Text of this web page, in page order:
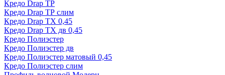
Кредо Drap ТР
Кредо Drap ТР слим
Кредо Drap ТХ 0,45
Кредо Drap ТХ дв 0,45
Кредо Полиэстер
Кредо Полиэстер дв
Кредо Полиэстер матовый 0,45
Кредо Полиэстер слим